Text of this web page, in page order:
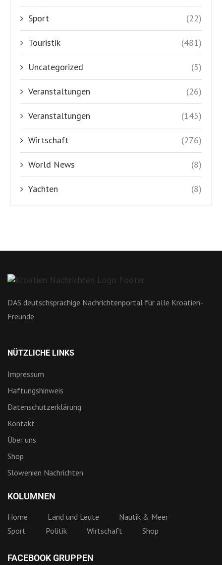
Sport (22)
Touristik (481)
Uncategorized (5)
Veranstaltungen (26)
Veranstaltungen (145)
Wirtschaft (276)
World News (8)
Yachten (8)
DAS deutschsprachige Nachrichtenportal für alle Kroatien-
Freunde
NÜTZLICHE LINKS
Impressum
Haftungshinweis
Datenschutzerklärung
Kontakt
Über uns
Shop
Slowenien Nachrichten
KOLUMNEN
Home Land und Leute
Nautik & Meer
Sport
Politik Wirtschaft Shop
FACEBOOK GRUPPEN